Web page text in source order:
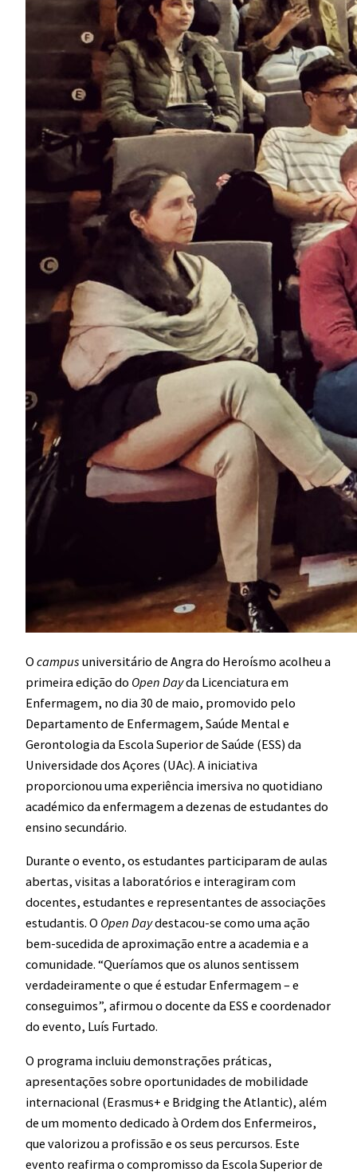
O campus universitário de Angra do Heroísmo acolheu a
primeira edição do Open Dayda Licenciatura em
Enfermagem, no dia 30 de maio, promovido pelo
Departamento de Enfermagem, Saúde Mental e
Gerontologia da Escola Superior de Saúde (ESS) da
Universidade dos Açores (UAc). A iniciativa
proporcionou uma experiência imersiva no quotidiano
académico da enfermagem a dezenas de estudantes do
ensino secundário.
Durante o evento, os estudantes participaram de aulas
abertas, visitas a laboratórios e interagiram com
docentes, estudantes e representantes de associações
estudantis. O Open Daydestacou-se como uma ação
bem-sucedida de aproximação entre a academia e a
comunidade. “Queríamos que os alunos sentissem
verdadeiramente o que é estudar Enfermagem – e
conseguimos”, afirmou o docente da ESS e coordenador
do evento, Luís Furtado.
O programa incluiu demonstrações práticas,
apresentações sobre oportunidades de mobilidade
internacional (Erasmus+ e Bridging the Atlantic), além
de um momento dedicado à Ordem dos Enfermeiros,
que valorizou a profissão e os seus percursos. Este
evento reafirma o compromisso da Escola Superior de